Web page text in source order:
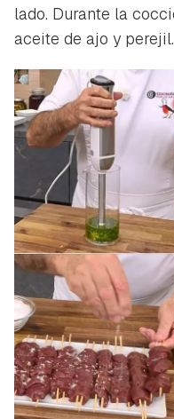
lado. Durante la
aceite de ajo y perejil.